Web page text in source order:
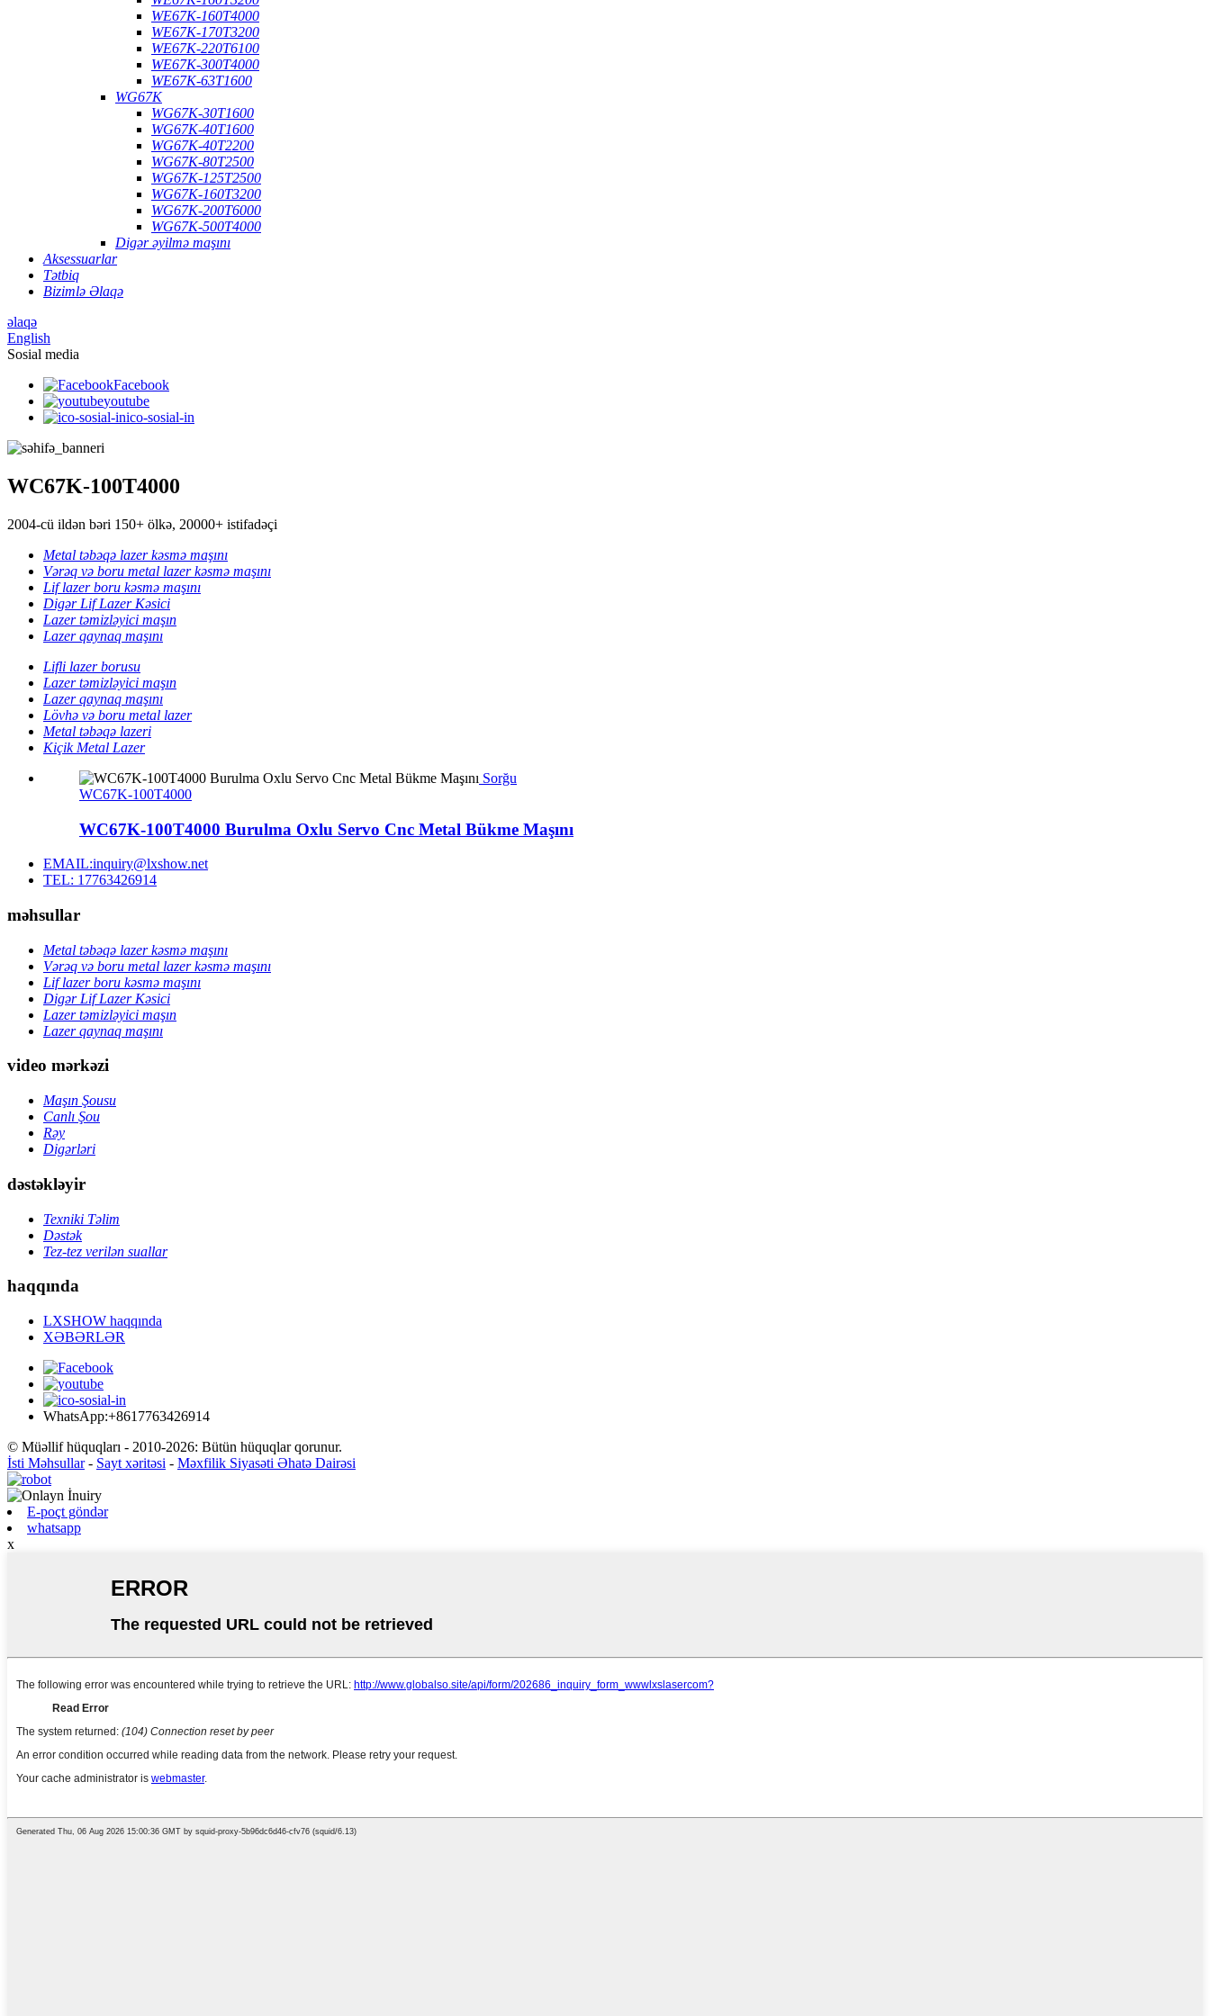
WE67K-160T4000
WE67K-170T3200
WE67K-220T6100
WE67K-300T4000
WE67K-63T1600
WG67K
WG67K-30T1600
WG67K-40T1600
WG67K-40T2200
WG67K-80T2500
WG67K-125T2500
WG67K-160T3200
WG67K-200T6000
WG67K-500T4000
Digər əyilmə maşını
Aksessuarlar
Tətbiq
Bizimlə Əlaqə
əlaqə
English
Sosial media
Facebook
youtube
ico-sosial-in
WC67K-100T4000
2004-cü ildən bəri 150+ ölkə, 20000+ istifadəçi
Metal təbəqə lazer kəsmə maşını
Vərəq və boru metal lazer kəsmə maşını
Lif lazer boru kəsmə maşını
Digər Lif Lazer Kəsici
Lazer təmizləyici maşın
Lazer qaynaq maşını
Lifli lazer borusu
Lazer təmizləyici maşın
Lazer qaynaq maşını
Lövhə və boru metal lazer
Metal təbəqə lazeri
Kiçik Metal Lazer
Sorğu
WC67K-100T4000
WC67K-100T4000 Burulma Oxlu Servo Cnc Metal Bükme Maşını
EMAIL:inquiry@lxshow.net
TEL: 17763426914
məhsullar
Metal təbəqə lazer kəsmə maşını
Vərəq və boru metal lazer kəsmə maşını
Lif lazer boru kəsmə maşını
Digər Lif Lazer Kəsici
Lazer təmizləyici maşın
Lazer qaynaq maşını
video mərkəzi
Maşın Şousu
Canlı Şou
Rəy
Digərləri
dəstəkləyir
Texniki Təlim
Dəstək
Tez-tez verilən suallar
haqqında
LXSHOW haqqında
XƏBƏRLƏR
WhatsApp:+8617763426914
© Müəllif hüquqları - 2010-2026: Bütün hüquqlar qorunur.
İsti Məhsullar- Sayt xəritəsi - Məxfilik Siyasəti Əhatə Dairəsi
E-poçt göndər
whatsapp
x